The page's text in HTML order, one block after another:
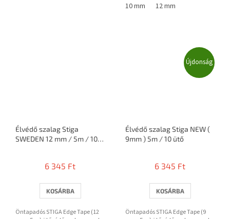
10 mm 12 mm
Élvédő szalag Stiga
SWEDEN 12 mm / 5m / 10
6 345 Ft
KOSÁRBA
Öntapadós STIGA Edge Tape (12
Újdonság
Élvédő szalag Stiga NEW (
9mm ) 5m / 10 ütő
6 345 Ft
KOSÁRBA
Öntapadós STIGA Edge Tape (9